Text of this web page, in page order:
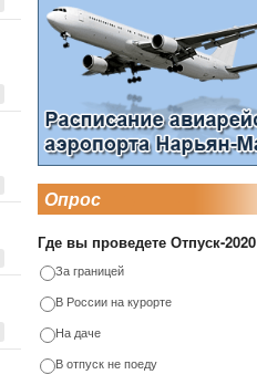
Опрос
Где вы проведете Отпуск-2020
За границей
В России на курорте
На даче
В отпуск не поеду